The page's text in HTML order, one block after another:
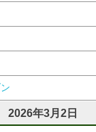
2026年3月2日